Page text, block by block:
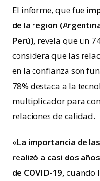
El informe, que fue
de la región
Perú), revela que un
considera que las
en la confianza son
78% destaca a la
multiplicador para
relaciones de calidad.
«La importancia de
realizó a casi dos
de COVID-19, cuando